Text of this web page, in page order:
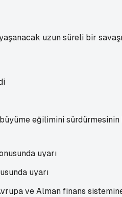
uzun süreli bir
eğilimini
uyarı
ve Alman finans